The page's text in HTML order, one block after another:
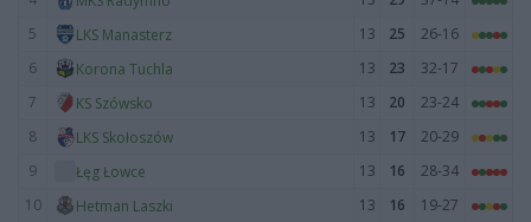
5
LKS Manasterz 13 25
26-16
6
Korona Tuchla 13 23
32-17
7
KS Szówsko 13 20
23-24
8
LKS Skołoszów 13 17
20-29
9
Łęg Łowce 13 16
28-34
10
Hetman Laszki 13 16 19-27